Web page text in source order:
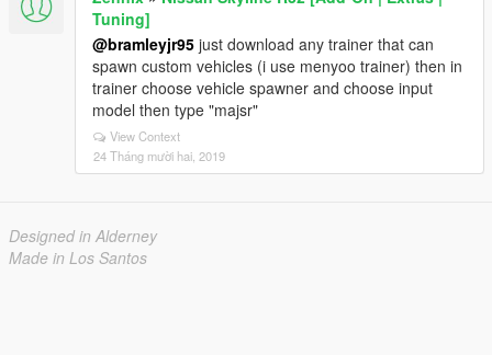
Tuning]
@bramleyjr95 just download any trainer that can
spawn custom vehicles (i use menyoo trainer) then in
trainer choose vehicle spawner and choose input
model then type "majsr"
View Context
24 Tháng mười hai, 2019
Designed in Alderney
Made in Los Santos